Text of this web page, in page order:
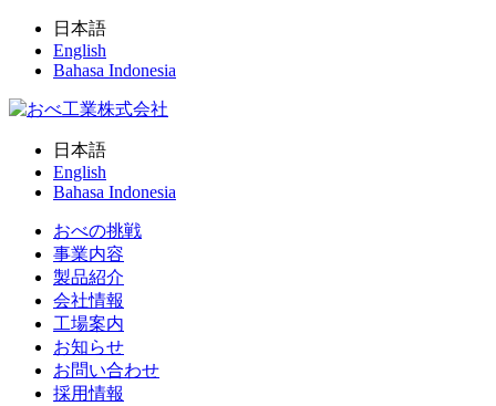
日本語
English
Bahasa Indonesia
日本語
English
Bahasa Indonesia
おべの挑戦
事業内容
製品紹介
会社情報
工場案内
お知らせ
お問い合わせ
採用情報